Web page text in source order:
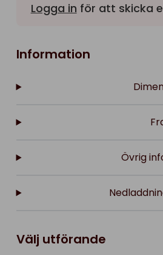
Logga in för att skicka
Information
Övrig
Välj utförande